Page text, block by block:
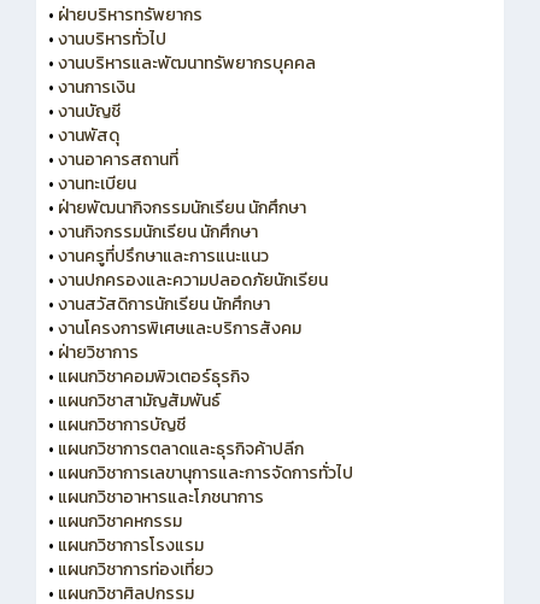
• ฝ่ายบริหารทรัพยากร
•งานบริหารทั่วไป
•งานบริหารและพัฒนาทรัพยากรบุคคล
•งานการเงิน
•งานบัญชี
•งานพัสดุ
•งานอาคารสถานที่
•งานทะเบียน
• ฝ่ายพัฒนากิจกรรมนักเรียน นักศึกษา
•งานกิจกรรมนักเรียน นักศึกษา
•งานครูที่ปรึกษาและการแนะแนว
•งานปกครองและความปลอดภัยนักเรียน
•งานสวัสดิการนักเรียน นักศึกษา
•งานโครงการพิเศษและบริการสังคม
• ฝ่ายวิชาการ
• แผนกวิชาคอมพิวเตอร์ธุรกิจ
• แผนกวิชาสามัญสัมพันธ์
• แผนกวิชาการบัญชี
• แผนกวิชาการตลาดและธุรกิจค้าปลีก
• แผนกวิชาการเลขานุการและการจัดการทั่วไป
• แผนกวิชาอาหารและโภชนาการ
• แผนกวิชาคหกรรม
• แผนกวิชาการโรงแรม
• แผนกวิชาการท่องเที่ยว
• แผนกวิชาศิลปกรรม